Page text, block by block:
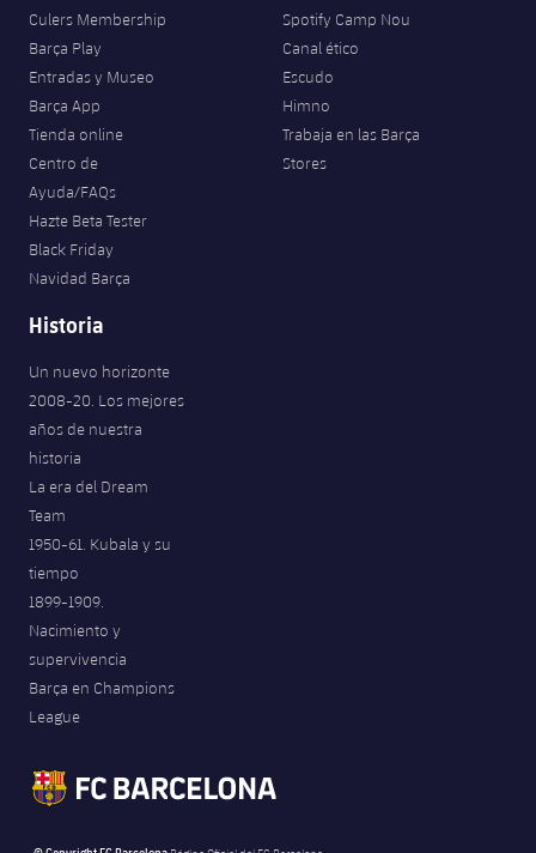
Culers Membership
Barça Play
Entradas y Museo
Barça App
Tienda online
Centro de
Ayuda/FAQs
Hazte Beta Tester
Black Friday
Navidad Barça
Spotify Camp Nou
Canal ético
Escudo
Himno
Trabaja en las Barça
Stores
Historia
Un nuevo horizonte
2008-20. Los mejores
años de nuestra
historia
La era del Dream
Team
1950-61. Kubala y su
tiempo
1899-1909.
Nacimiento y
supervivencia
Barça en Champions
League